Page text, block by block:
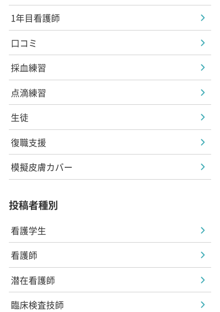
1年目看護師
口コミ
採血練習
点滴練習
生徒
復職支援
模擬皮膚カバー
投稿者種別
看護学生
看護師
潜在看護師
臨床検査技師